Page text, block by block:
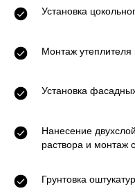
Установка
Монтаж
Установка
Нанесение
раствора и монтаж
Грунтовка